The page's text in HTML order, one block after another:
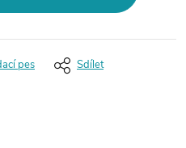
pes Sdílet